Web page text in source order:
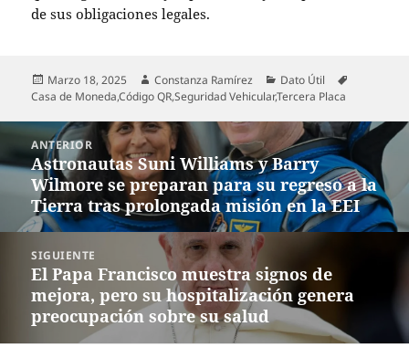
de sus obligaciones legales.
Publicado
el
Marzo 18, 2025 Autor
Constanza Ramírez Categorías
Dato Útil
Casa de Moneda,Código QR,Seguridad Vehicular,Tercera Placa
Navegación
de
entradas
ANTERIOR
Entrada
anterior:
Astronautas Suni Williams y Barry
Wilmore se preparan para su regreso a la
Tierra tras prolongada misión en la EEI
SIGUIENTE
Entrada
siguiente:
El Papa Francisco muestra signos de
mejora, pero su hospitalización genera
preocupación sobre su salud